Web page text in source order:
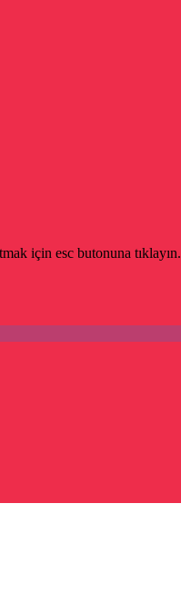
için esc butonuna tıklayın.